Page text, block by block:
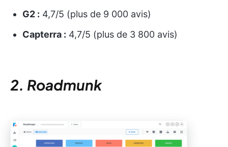
G2 : 4,7/5 (plus de 9 000 avis)
Capterra : 4,7/5 (plus de 3 800 avis)
2. Roadmunk